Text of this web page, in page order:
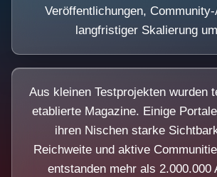
Veröffentlichungen, Community-
langfristiger Skalierung
Aus kleinen Testprojekten wurden
etablierte Magazine. Einige
ihren Nischen starke
Reichweite und aktive
entstanden mehr als 2.000.000